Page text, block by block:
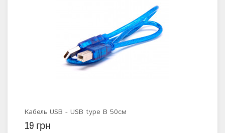
Кабель USB - USB type B 50см
19 грн